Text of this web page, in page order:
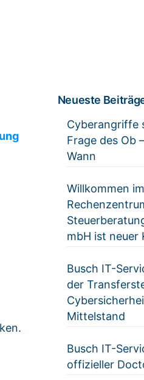
Neueste
Cyberangriffe
Frage des Ob
Wann
Willkommen
mbH ist neuer
Busch IT-
der
Mittelstand
Busch IT-
offizieller